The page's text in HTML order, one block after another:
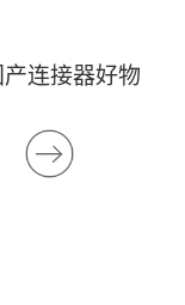
连接器好物